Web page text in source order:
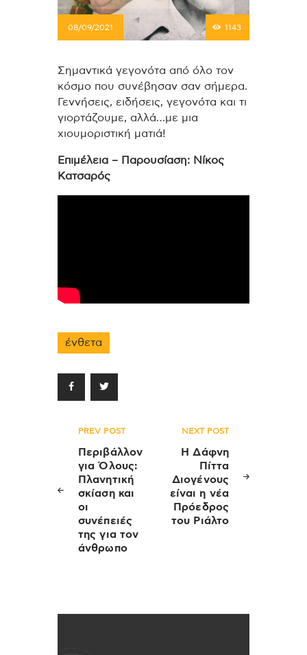
08/09/2021 1143
Σημαντικά γεγονότα από όλο τον
κόσμο που συνέβησαν σαν σήμερα.
Γεννήσεις, ειδήσεις, γεγονότα και τι
γιορτάζουμε, αλλά…με μια
χιουμοριστική ματιά!
Επιμέλεια – Παρουσίαση: Νίκος
Κατσαρός
ένθετα
Πλοήγηση
άρθρων
PREV POST
Περιβάλλον
για Όλους:
Πλανητική
σκίαση και
οι
συνέπειές
της για τον
άνθρωπο
NEXT POST
Η Δάφνη
Πίττα
Διογένους
είναι η νέα
Πρόεδρος
του Ριάλτο